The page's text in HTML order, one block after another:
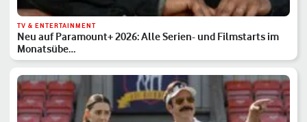
TV & ENTERTAINMENT
Neu auf Paramount+ 2026: Alle Serien- und Filmstarts im
Monatsübe…